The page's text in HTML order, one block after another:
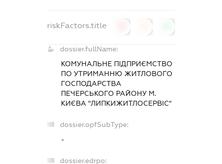
riskFactors.title
dossier.fullName:
КОМУНАЛЬНЕ ПІДПРИЄМСТВО
ПО УТРИМАННЮ ЖИТЛОВОГО
ГОСПОДАРСТВА
ПЕЧЕРСЬКОГО РАЙОНУ М.
КИЄВА "ЛИПКИЖИТЛОСЕРВІС"
dossier.opfSubType:
-
dossier.edrpo: